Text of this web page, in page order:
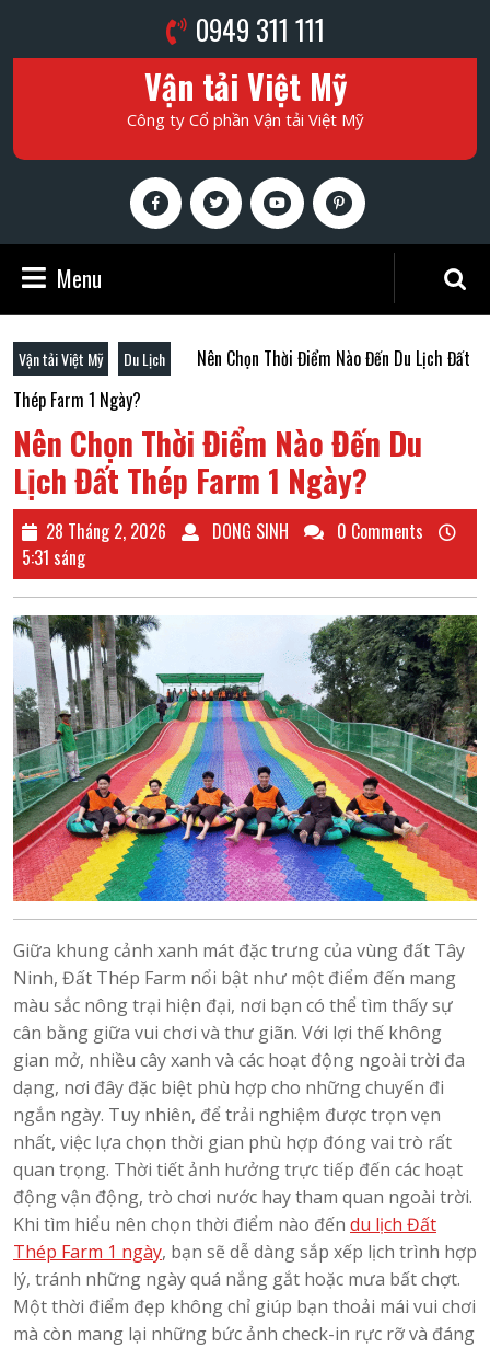
content
0949 311 111
Number
Vận tải Việt Mỹ
Công ty Cổ phần Vận tải Việt Mỹ
FacebookTwitter Youtube Pinterest
Menu
Search
Vận tải Việt Mỹ Du Lịch
Nên Chọn Thời Điểm Nào Đến Du Lịch Đất
Thép Farm 1 Ngày?
Nên Chọn Thời Điểm Nào Đến Du
Lịch Đất Thép Farm 1 Ngày?
28 Tháng 2, 2026
28
2,
DONG SINH
DONG 0 Comments
5:31 sáng
Giữa khung cảnh xanh mát đặc trưng của vùng đất Tây
Ninh, Đất Thép Farm nổi bật như một điểm đến mang
màu sắc nông trại hiện đại, nơi bạn có thể tìm thấy sự
cân bằng giữa vui chơi và thư giãn. Với lợi thế không
gian mở, nhiều cây xanh và các hoạt động ngoài trời đa
dạng, nơi đây đặc biệt phù hợp cho những chuyến đi
ngắn ngày. Tuy nhiên, để trải nghiệm được trọn vẹn
nhất, việc lựa chọn thời gian phù hợp đóng vai trò rất
quan trọng. Thời tiết ảnh hưởng trực tiếp đến các hoạt
động vận động, trò chơi nước hay tham quan ngoài trời.
Khi tìm hiểu nên chọn thời điểm nào đến du lịch Đất
Thép Farm 1 ngày, bạn sẽ dễ dàng sắp xếp lịch trình hợp
lý, tránh những ngày quá nắng gắt hoặc mưa bất chợt.
Một thời điểm đẹp không chỉ giúp bạn thoải mái vui chơi
mà còn mang lại những bức ảnh check-in rực rỡ và đáng